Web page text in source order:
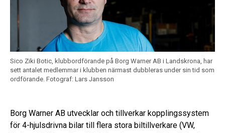
Sico Ziki Botic, klubbordförande på Borg Warner AB i Landskrona, har
sett antalet medlemmar i klubben närmast dubbleras under sin tid som
ordförande. Fotograf: Lars Jansson
Borg Warner AB utvecklar och tillverkar kopplingssystem
för 4-hjulsdrivna bilar till flera stora biltillverkare (VW,